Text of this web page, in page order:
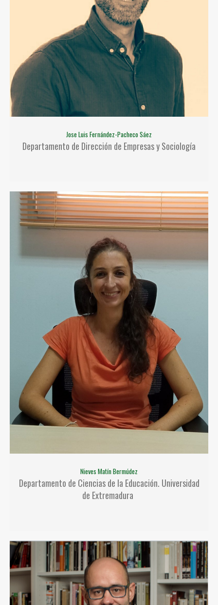
Jose Luis Fernández-Pacheco Sáez
Departamento de Dirección de Empresas y Sociología
Nieves Matín Bermúdez
Departamento de Ciencias de la Educación. Universidad
de Extremadura